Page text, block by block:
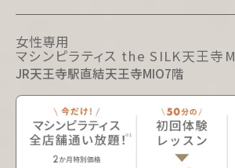
女性専用
マシンピラティス the SILK天王寺
JR天王寺駅直結天王寺MIO7階